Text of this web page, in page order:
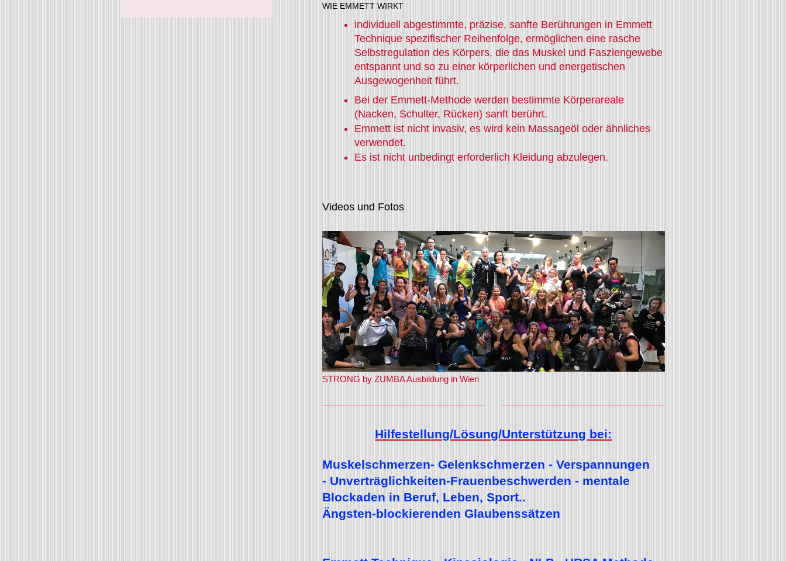
WIE EMMETT WIRKT
individuell abgestimmte, präzise, sanfte Berührungen in Emmett
Technique spezifischer Reihenfolge, ermöglichen eine rasche
Selbstregulation des Körpers, die das Muskel und Fasziengewebe
entspannt und so zu einer körperlichen und energetischen
Ausgewogenheit führt.
Bei der Emmett-Methode werden bestimmte Körperareale
(Nacken, Schulter, Rücken) sanft berührt.
Emmett ist nicht invasiv, es wird kein Massageöl oder ähnliches
verwendet.
Es ist nicht unbedingt erforderlich Kleidung abzulegen.
Videos und Fotos
STRONG by ZUMBA Ausbildung in Wien
Hilfestellung/Lösung/Unterstützung bei:
Muskelschmerzen- Gelenkschmerzen - Verspannungen
- Unverträglichkeiten-Frauenbeschwerden - mentale
Blockaden in Beruf, Leben, Sport..
Ängsten-blockierenden Glaubenssätzen